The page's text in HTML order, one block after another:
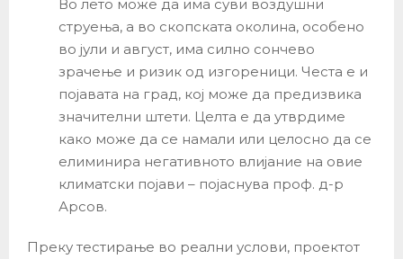
Во лето може да има суви воздушни
струења, а во скопската околина, особено
во јули и август, има силно сончево
зрачење и ризик од изгореници. Честа е и
појавата на град, кој може да предизвика
значителни штети. Целта е да утврдиме
како може да се намали или целосно да се
елиминира негативното влијание на овие
климатски појави – појаснува проф. д-р
Арсов.
Преку тестирање во реални услови, проектот